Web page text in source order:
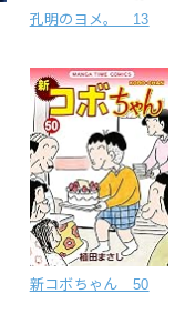
孔明のヨメ。 13
新コボちゃん 50